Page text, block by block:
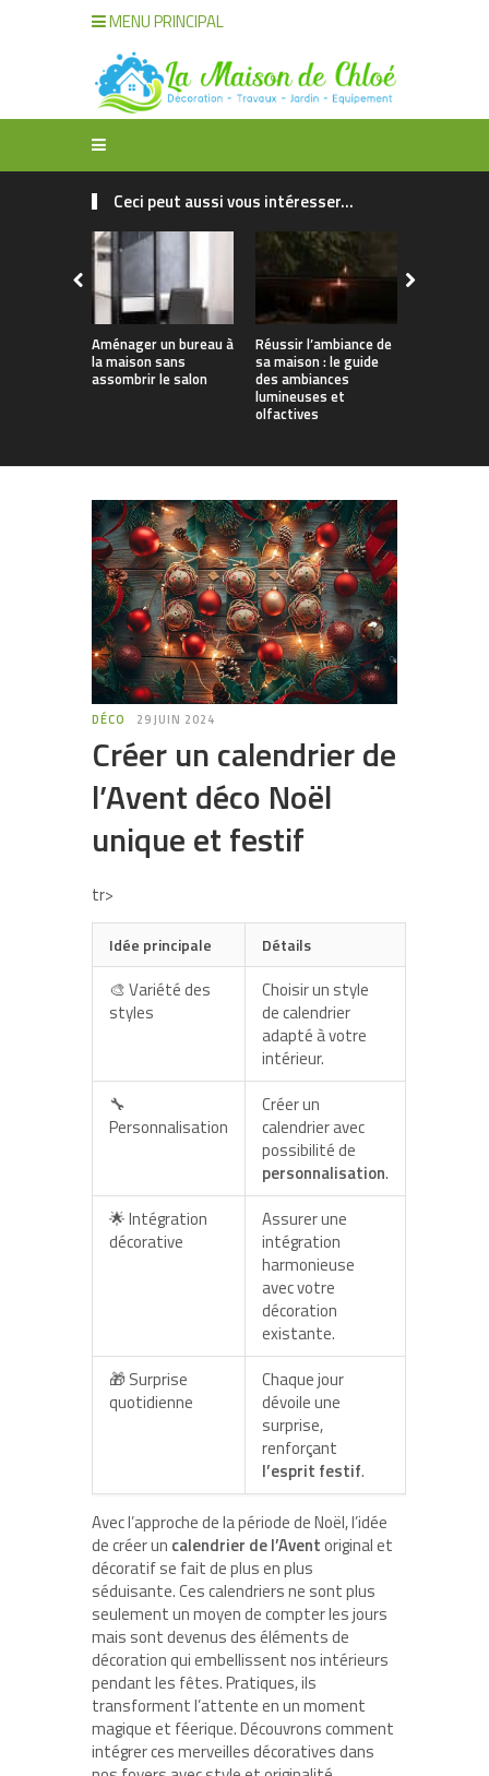
MENU PRINCIPAL
Ceci peut aussi vous intéresser...
Aménager un bureau à
la maison sans
assombrir le salon
Réussir l’ambiance de
sa maison : le guide
des ambiances
lumineuses et
olfactives
DÉCO 29 JUIN 2024
Créer un calendrier de
l’Avent déco Noël
unique et festif
tr>
Idée principale Détails
🎨 Variété des
styles
Choisir un style
de calendrier
adapté à votre
intérieur.
🔧
Personnalisation
Créer un
calendrier avec
possibilité de
personnalisation.
🌟 Intégration
décorative
Assurer une
intégration
harmonieuse
avec votre
décoration
existante.
🎁 Surprise
quotidienne
Chaque jour
dévoile une
surprise,
renforçant
l’esprit festif.
Avec l’approche de la période de Noël, l’idée
de créer un calendrier de l’Aventoriginal et
décoratif se fait de plus en plus
séduisante. Ces calendriers ne sont plus
seulement un moyen de compter les jours
mais sont devenus des éléments de
décoration qui embellissent nos intérieurs
pendant les fêtes. Pratiques, ils
transforment l’attente en un moment
magique et féerique. Découvrons comment
intégrer ces merveilles décoratives dans